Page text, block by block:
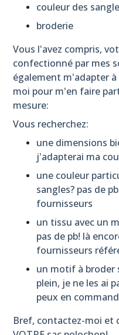
couleur des
broderie
Vous l'avez compris,
confectionné par mes
également m'adapter
moi pour m'en faire
mesure:
Vous recherchez:
une dimensions
j'adapterai ma
une couleur
sangles? pas de
fournisseurs
un tissu avec un
pas de pb! là
fournisseurs
un motif à broder
plein, je ne les ai
peux en
Bref, contactez-moi et